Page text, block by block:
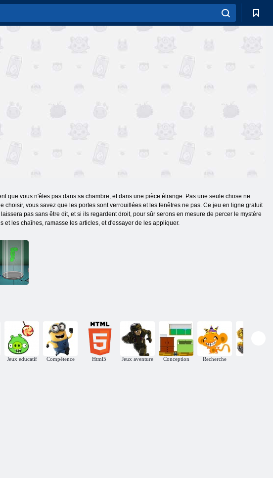
que vous n'êtes pas dans sa chambre, et dans une pièce étrange. Pas une seule chose ne
vous savez que les portes sont verrouillées et les fenêtres ne pas. Ce jeu en ligne gratuit
pas sans être dit, et si ils regardent droit, pour sûr serons en mesure de percer le mystère
les chaînes, ramasse les articles, et d'essayer de les appliquer.
Jeux educatif Compétence Html5 Jeux aventure Conception Recherche